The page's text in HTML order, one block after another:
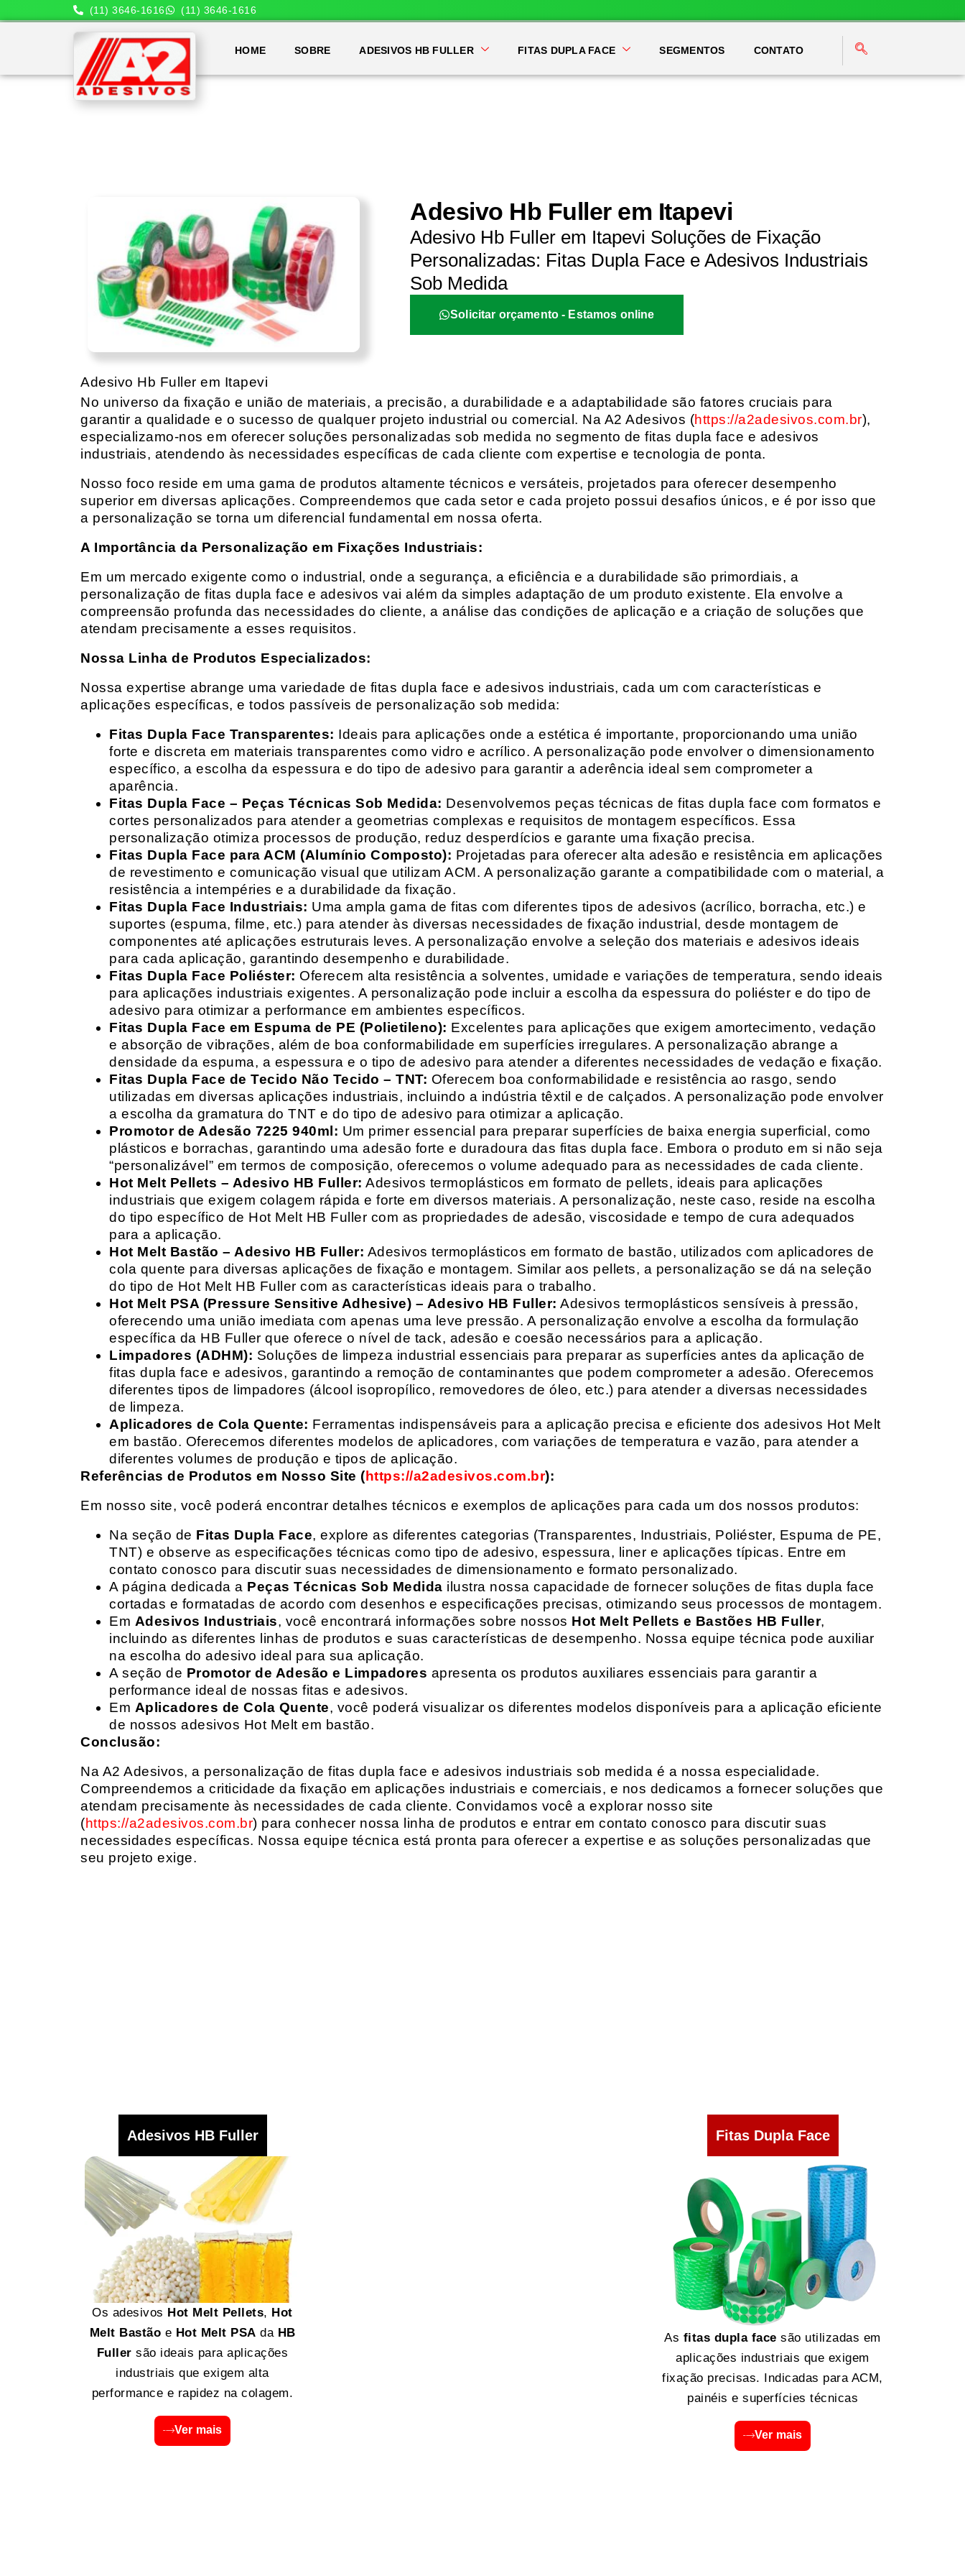
(11) 3646-1616 (11) 3646-1616
HOME SOBRE ADESIVOS HB FULLER FITAS DUPLA FACE SEGMENTOS CONTATO
Adesivo Hb Fuller em Itapevi
Adesivo Hb Fuller em Itapevi Soluções de Fixação
Personalizadas: Fitas Dupla Face e Adesivos Industriais
Sob Medida
Solicitar orçamento - Estamos online
Adesivo Hb Fuller em Itapevi
No universo da fixação e união de materiais, a precisão, a durabilidade e a adaptabilidade são fatores cruciais para
garantir a qualidade e o sucesso de qualquer projeto industrial ou comercial. Na A2 Adesivos (https://a2adesivos.com.br),
especializamo-nos em oferecer soluções personalizadas sob medida no segmento de fitas dupla face e adesivos
industriais, atendendo às necessidades específicas de cada cliente com expertise e tecnologia de ponta.
Nosso foco reside em uma gama de produtos altamente técnicos e versáteis, projetados para oferecer desempenho
superior em diversas aplicações. Compreendemos que cada setor e cada projeto possui desafios únicos, e é por isso que
a personalização se torna um diferencial fundamental em nossa oferta.
A Importância da Personalização em Fixações Industriais:
Em um mercado exigente como o industrial, onde a segurança, a eficiência e a durabilidade são primordiais, a
personalização de fitas dupla face e adesivos vai além da simples adaptação de um produto existente. Ela envolve a
compreensão profunda das necessidades do cliente, a análise das condições de aplicação e a criação de soluções que
atendam precisamente a esses requisitos.
Nossa Linha de Produtos Especializados:
Nossa expertise abrange uma variedade de fitas dupla face e adesivos industriais, cada um com características e
aplicações específicas, e todos passíveis de personalização sob medida:
Fitas Dupla Face Transparentes: Ideais para aplicações onde a estética é importante, proporcionando uma união
forte e discreta em materiais transparentes como vidro e acrílico. A personalização pode envolver o dimensionamento
específico, a escolha da espessura e do tipo de adesivo para garantir a aderência ideal sem comprometer a
aparência.
Fitas Dupla Face – Peças Técnicas Sob Medida: Desenvolvemos peças técnicas de fitas dupla face com formatos e
cortes personalizados para atender a geometrias complexas e requisitos de montagem específicos. Essa
personalização otimiza processos de produção, reduz desperdícios e garante uma fixação precisa.
Fitas Dupla Face para ACM (Alumínio Composto): Projetadas para oferecer alta adesão e resistência em aplicações
de revestimento e comunicação visual que utilizam ACM. A personalização garante a compatibilidade com o material, a
resistência a intempéries e a durabilidade da fixação.
Fitas Dupla Face Industriais: Uma ampla gama de fitas com diferentes tipos de adesivos (acrílico, borracha, etc.) e
suportes (espuma, filme, etc.) para atender às diversas necessidades de fixação industrial, desde montagem de
componentes até aplicações estruturais leves. A personalização envolve a seleção dos materiais e adesivos ideais
para cada aplicação, garantindo desempenho e durabilidade.
Fitas Dupla Face Poliéster: Oferecem alta resistência a solventes, umidade e variações de temperatura, sendo ideais
para aplicações industriais exigentes. A personalização pode incluir a escolha da espessura do poliéster e do tipo de
adesivo para otimizar a performance em ambientes específicos.
Fitas Dupla Face em Espuma de PE (Polietileno): Excelentes para aplicações que exigem amortecimento, vedação
e absorção de vibrações, além de boa conformabilidade em superfícies irregulares. A personalização abrange a
densidade da espuma, a espessura e o tipo de adesivo para atender a diferentes necessidades de vedação e fixação.
Fitas Dupla Face de Tecido Não Tecido – TNT: Oferecem boa conformabilidade e resistência ao rasgo, sendo
utilizadas em diversas aplicações industriais, incluindo a indústria têxtil e de calçados. A personalização pode envolver
a escolha da gramatura do TNT e do tipo de adesivo para otimizar a aplicação.
Promotor de Adesão 7225 940ml: Um primer essencial para preparar superfícies de baixa energia superficial, como
plásticos e borrachas, garantindo uma adesão forte e duradoura das fitas dupla face. Embora o produto em si não seja
“personalizável” em termos de composição, oferecemos o volume adequado para as necessidades de cada cliente.
Hot Melt Pellets – Adesivo HB Fuller: Adesivos termoplásticos em formato de pellets, ideais para aplicações
industriais que exigem colagem rápida e forte em diversos materiais. A personalização, neste caso, reside na escolha
do tipo específico de Hot Melt HB Fuller com as propriedades de adesão, viscosidade e tempo de cura adequados
para a aplicação.
Hot Melt Bastão – Adesivo HB Fuller: Adesivos termoplásticos em formato de bastão, utilizados com aplicadores de
cola quente para diversas aplicações de fixação e montagem. Similar aos pellets, a personalização se dá na seleção
do tipo de Hot Melt HB Fuller com as características ideais para o trabalho.
Hot Melt PSA (Pressure Sensitive Adhesive) – Adesivo HB Fuller: Adesivos termoplásticos sensíveis à pressão,
oferecendo uma união imediata com apenas uma leve pressão. A personalização envolve a escolha da formulação
específica da HB Fuller que oferece o nível de tack, adesão e coesão necessários para a aplicação.
Limpadores (ADHM): Soluções de limpeza industrial essenciais para preparar as superfícies antes da aplicação de
fitas dupla face e adesivos, garantindo a remoção de contaminantes que podem comprometer a adesão. Oferecemos
diferentes tipos de limpadores (álcool isopropílico, removedores de óleo, etc.) para atender a diversas necessidades
de limpeza.
Aplicadores de Cola Quente: Ferramentas indispensáveis para a aplicação precisa e eficiente dos adesivos Hot Melt
em bastão. Oferecemos diferentes modelos de aplicadores, com variações de temperatura e vazão, para atender a
diferentes volumes de produção e tipos de aplicação.
Referências de Produtos em Nosso Site (https://a2adesivos.com.br):
Em nosso site, você poderá encontrar detalhes técnicos e exemplos de aplicações para cada um dos nossos produtos:
Na seção de Fitas Dupla Face, explore as diferentes categorias (Transparentes, Industriais, Poliéster, Espuma de PE,
TNT) e observe as especificações técnicas como tipo de adesivo, espessura, liner e aplicações típicas. Entre em
contato conosco para discutir suas necessidades de dimensionamento e formato personalizado.
A página dedicada a Peças Técnicas Sob Medida ilustra nossa capacidade de fornecer soluções de fitas dupla face
cortadas e formatadas de acordo com desenhos e especificações precisas, otimizando seus processos de montagem.
Em Adesivos Industriais, você encontrará informações sobre nossos Hot Melt Pellets e Bastões HB Fuller,
incluindo as diferentes linhas de produtos e suas características de desempenho. Nossa equipe técnica pode auxiliar
na escolha do adesivo ideal para sua aplicação.
A seção de Promotor de Adesão e Limpadores apresenta os produtos auxiliares essenciais para garantir a
performance ideal de nossas fitas e adesivos.
Em Aplicadores de Cola Quente, você poderá visualizar os diferentes modelos disponíveis para a aplicação eficiente
de nossos adesivos Hot Melt em bastão.
Conclusão:
Na A2 Adesivos, a personalização de fitas dupla face e adesivos industriais sob medida é a nossa especialidade.
Compreendemos a criticidade da fixação em aplicações industriais e comerciais, e nos dedicamos a fornecer soluções que
atendam precisamente às necessidades de cada cliente. Convidamos você a explorar nosso site
(https://a2adesivos.com.br) para conhecer nossa linha de produtos e entrar em contato conosco para discutir suas
necessidades específicas. Nossa equipe técnica está pronta para oferecer a expertise e as soluções personalizadas que
seu projeto exige.
Adesivos HB Fuller
Os adesivos Hot Melt Pellets, Hot
Melt Bastão e Hot Melt PSA da HB
Fuller são ideais para aplicações
industriais que exigem alta
performance e rapidez na colagem.
Ver mais
Fitas Dupla Face
As fitas dupla face são utilizadas em
aplicações industriais que exigem
fixação precisas. Indicadas para ACM,
painéis e superfícies técnicas
Ver mais